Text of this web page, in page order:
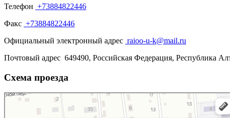
Телефон +73884822446
Факс +73884822446
Официальный электронный адрес raioo-u-k@mail.ru
Почтовый адрес 649490, Российская Федерация, Республика
Схема проезда
Управление образования администрации Муниципального образования Усть-
Управление образованием в Республике Алтай